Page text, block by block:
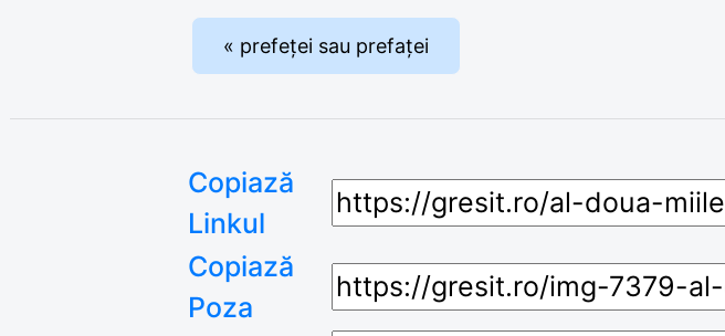
« prefeței sau prefaței
Copiază
Linkul
Copiază
Poza